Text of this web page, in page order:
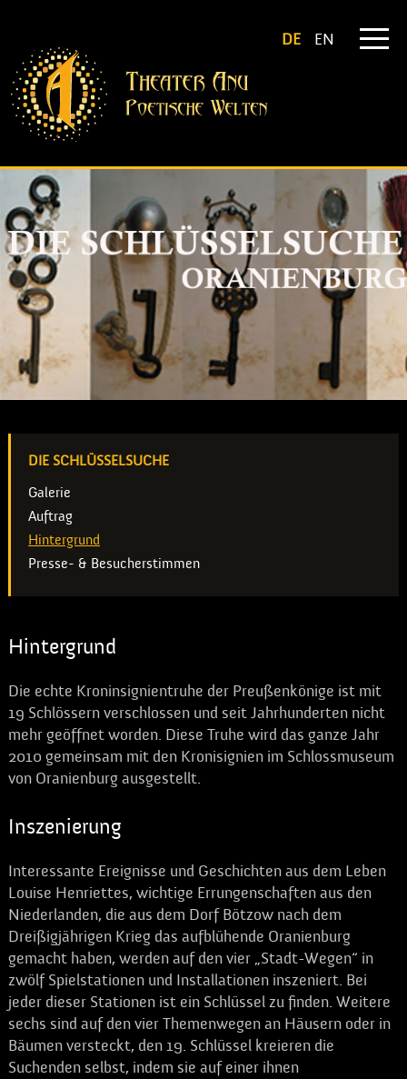
DE EN
DIE SCHLÜSSELSUCHE
Galerie
Auftrag
Hintergrund
Presse- & Besucherstimmen
Hintergrund
Die echte Kroninsignientruhe der Preußenkönige ist mit
19 Schlössern verschlossen und seit Jahrhunderten nicht
mehr geöffnet worden. Diese Truhe wird das ganze Jahr
2010 gemeinsam mit den Kronisignien im Schlossmuseum
von Oranienburg ausgestellt.
Inszenierung
Interessante Ereignisse und Geschichten aus dem Leben
Louise Henriettes, wichtige Errungenschaften aus den
Niederlanden, die aus dem Dorf Bötzow nach dem
Dreißigjährigen Krieg das aufblühende Oranienburg
gemacht haben, werden auf den vier „Stadt-Wegen“ in
zwölf Spielstationen und Installationen inszeniert. Bei
jeder dieser Stationen ist ein Schlüssel zu finden. Weitere
sechs sind auf den vier Themenwegen an Häusern oder in
Bäumen versteckt, den 19. Schlüssel kreieren die
Suchenden selbst, indem sie auf einer ihnen